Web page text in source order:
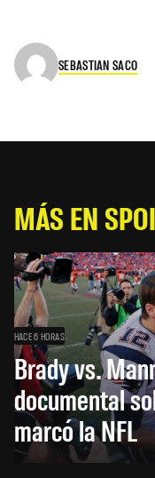
SEBASTIAN SACO
MÁS EN
HACE 6 HORAS
Brady vs.
documental
marcó la NFL